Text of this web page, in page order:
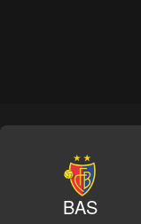
BAS